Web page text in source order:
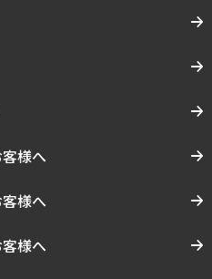
様へ
様へ
様へ